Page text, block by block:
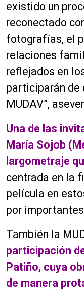
existido un
reconectado
fotografías, el
relaciones
reflejados en
participarán de
MUDAV”,
Una de las
María Sojob
largometraje
centrada en la
película en
por
También la
participación
Patiño, cuya
de manera